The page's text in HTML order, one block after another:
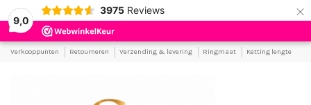
9,0
3975 Reviews ×
Verkooppunten Retourneren Verzending & levering Ringmaat Ketting lengte